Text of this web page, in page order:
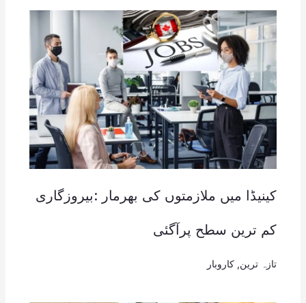
کینیڈا میں ملازمتوں کی بھرمار :بیروزگاری
کم ترین سطح پرآگئی
تازہ ترین, کاروبار